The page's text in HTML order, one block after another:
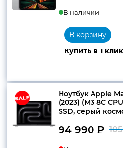
В наличии
Купить в 1 клик
В корзину
Ноутбук Apple
(2023) (M3 8C
SSD, серый
94 990 ₽
(c 10:00 до 21:00,
выходных)